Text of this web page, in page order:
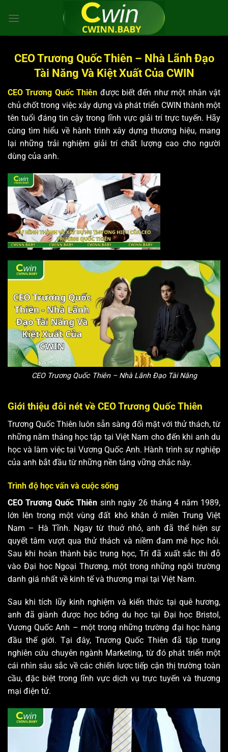
qua
CEO Trương Quốc Thiên – Nhà Lãnh Đạo
Tài Năng Và Kiệt Xuất Của CWIN
CEO Trương Quốc Thiên được biết đến như một nhân vật
chủ chốt trong việc xây dựng và phát triển CWIN thành một
tên tuổi đáng tin cậy trong lĩnh vực giải trí trực tuyến. Hãy
cùng tìm hiểu về hành trình xây dựng thương hiệu, mang
lại những trải nghiệm giải trí chất lượng cao cho người
dùng của anh.
CEO Trương Quốc Thiên – Nhà Lãnh Đạo Tài Năng
Giới thiệu đôi nét về CEO Trương Quốc Thiên
Trương Quốc Thiên luôn sẵn sàng đối mặt với thử thách, từ
những năm tháng học tập tại Việt Nam cho đến khi anh du
học và làm việc tại Vương Quốc Anh. Hành trình sự nghiệp
của anh bắt đầu từ những nền tảng vững chắc này.
Trình độ học vấn và cuộc sống
CEO Trương Quốc Thiên sinh ngày 26 tháng 4 năm 1989,
lớn lên trong một vùng đất khó khăn ở miền Trung Việt
Nam – Hà Tĩnh. Ngay từ thuở nhỏ, anh đã thể hiện sự
quyết tâm vượt qua thử thách và niềm đam mê học hỏi.
Sau khi hoàn thành bậc trung học, Trí đã xuất sắc thi đỗ
vào Đại học Ngoại Thương, một trong những ngôi trường
danh giá nhất về kinh tế và thương mại tại Việt Nam.
Sau khi tích lũy kinh nghiệm và kiến thức tại quê hương,
anh đã giành được học bổng du học tại Đại học Bristol,
Vương Quốc Anh – một trong những trường đại học hàng
đầu thế giới. Tại đây, Trương Quốc Thiên đã tập trung
nghiên cứu chuyên ngành Marketing, từ đó phát triển một
cái nhìn sâu sắc về các chiến lược tiếp cận thị trường toàn
cầu, đặc biệt trong lĩnh vực dịch vụ trực tuyến và thương
mại điện tử.